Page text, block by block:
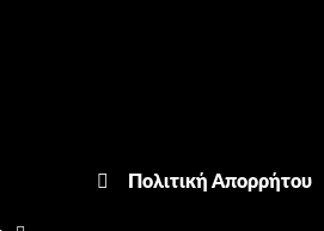
Πολιτική Απορρήτου